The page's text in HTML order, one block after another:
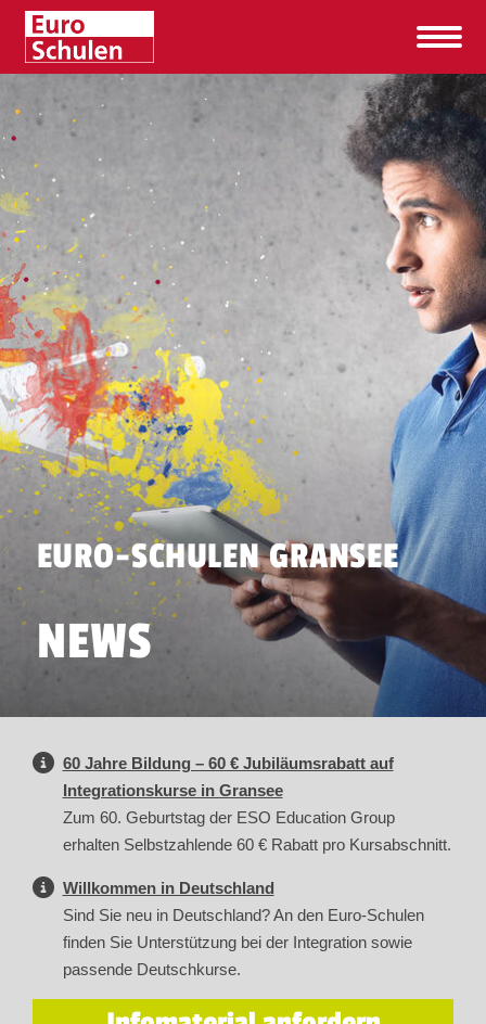
EURO-SCHULEN GRANSEE
NEWS
60 Jahre Bildung – 60 € Jubiläumsrabatt auf
Integrationskurse in Gransee
Zum 60. Geburtstag der ESO Education Group
erhalten Selbstzahlende 60 € Rabatt pro Kursabschnitt.
Willkommen in Deutschland
Sind Sie neu in Deutschland? An den Euro-Schulen
finden Sie Unterstützung bei der Integration sowie
passende Deutschkurse.